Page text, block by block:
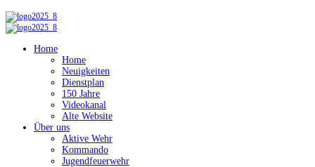
Home
Home
Neuigkeiten
Dienstplan
150 Jahre
Videokanal
Alte Website
Über uns
Aktive Wehr
Kommando
Jugendfeuerwehr